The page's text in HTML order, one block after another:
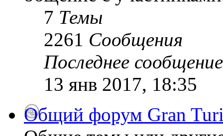
7 Темы
2261 Сообщения
Последнее сообщение
13 янв 2017, 18:35
Общий форум Gran